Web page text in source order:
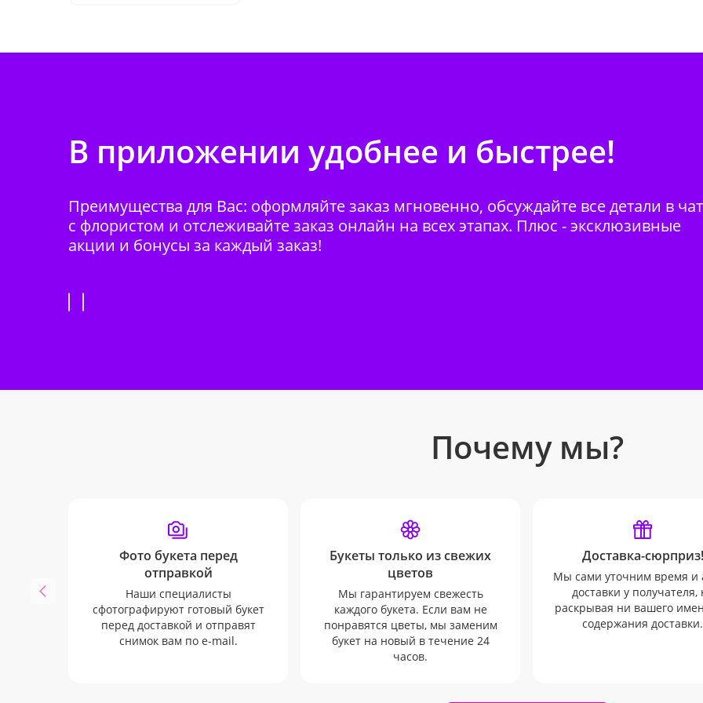
В приложении удобнее и быстрее!
Преимущества для Вас: оформляйте заказ мгновенно, обсуждайте все детали в
с флористом и отслеживайте заказ онлайн на всех этапах. Плюс - эксклюзивные
акции и бонусы за каждый заказ!
Почему мы?
Фото букета перед
отправкой
Наши специалисты
сфотографируют готовый букет
перед доставкой и отправят
снимок вам по e-mail.
Букеты только из свежих
цветов
Мы гарантируем свежесть
каждого букета. Если вам не
понравятся цветы, мы заменим
букет на новый в течение 24
часов.
Доставка-сюрприз!
Мы сами уточним время и
доставки у получателя,
раскрывая ни вашего
содержания доставки.